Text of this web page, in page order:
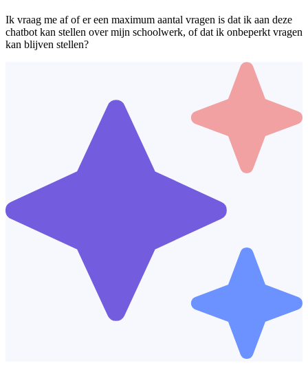
Ik vraag me af of er een maximum aantal vragen is dat ik aan deze
chatbot kan stellen over mijn schoolwerk, of dat ik onbeperkt vragen
kan blijven stellen?